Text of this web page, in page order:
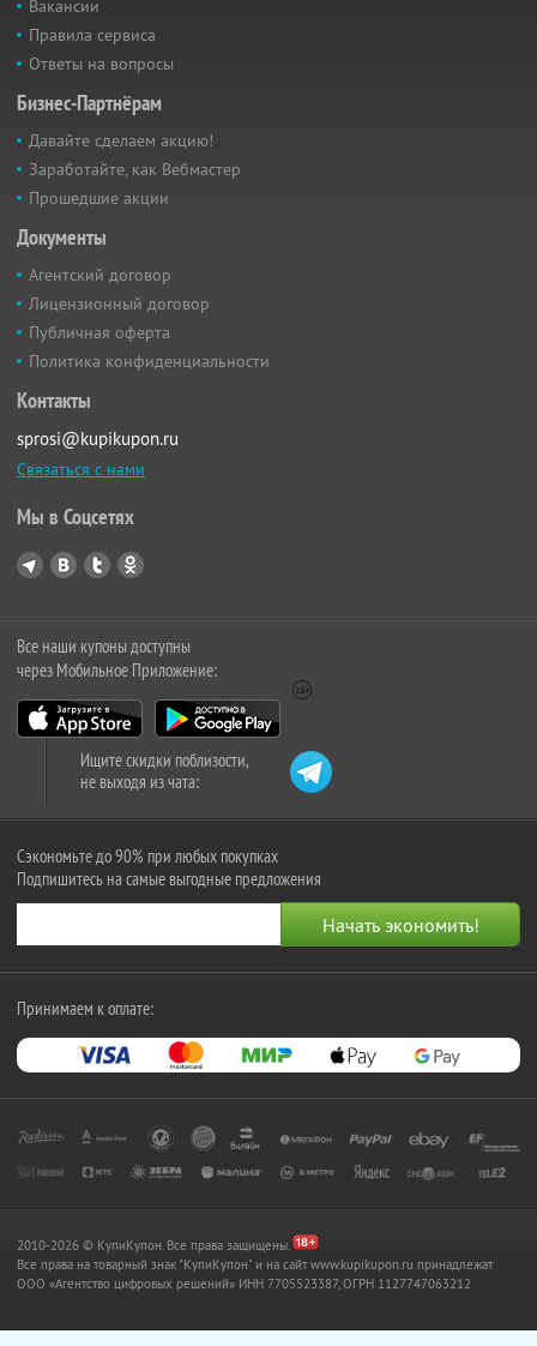
Вакансии
Правила сервиса
Ответы на вопросы
Бизнес-Партнёрам
Давайте сделаем акцию!
Заработайте, как Вебмастер
Прошедшие акции
Документы
Агентский договор
Лицензионный договор
Публичная оферта
Политика конфиденциальности
Контакты
sprosi@kupikupon.ru
Связаться с нами
Мы в Соцсетях
Все наши купоны доступны
через Мобильное Приложение:
Ищите скидки поблизости,
не выходя из чата:
Сэкономьте до 90% при любых покупках
Подпишитесь на самые выгодные предложения
Принимаем к оплате:
2010-2026 © КупиКупон. Все права защищены.
Все права на товарный знак "КупиКупон" и на сайт www.kupikupon.ru принадлежат
OOO «Агентство цифровых решений» ИНН 7705523387, ОГРН 1127747063212